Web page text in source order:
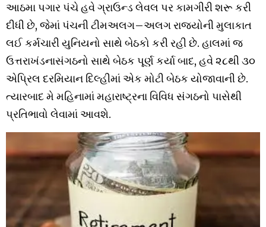
આઠમાપગારપંચેહવેગ્રાઉન્ડલેવલ પરકામગીરીશરૂ કરી
દીધીછે, જેમાંપંચનીટીમઅલગ–અલગરાજ્યોનીમુલાકાત
લઈકર્મચારીયુનિયનો સાથે બેઠકો કરીરહીછે. હાલમાંજ
ઉત્તરાખંડનાસંગઠનો સાથે બેઠક પૂર્ણકર્યાબાદ, હવે૨૮થી૩૦
એપ્રિલ દરમિયાન દિલ્હીમાંએક મોટીબેઠક યોજાવાનીછે.
ત્યારબાદમે મહિનામાંમહારાષ્ટ્રના વિવિધ સંગઠનો પાસેથી
પ્રતિભાવો લેવામાંઆવશે.